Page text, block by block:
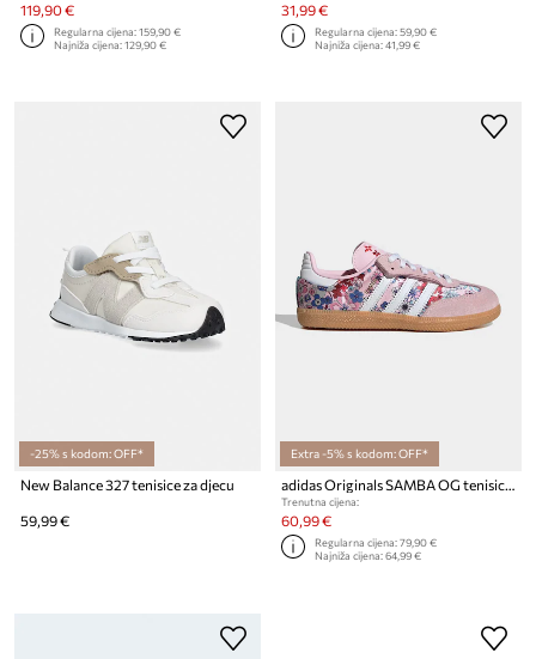
119,90 €
Regularna cijena:159,90 €
Najniža cijena:129,90 €
31,99 €
Regularna cijena:59,90 €
Najniža cijena:41,99 €
-25% s kodom: OFF*
New Balance 327 tenisice za djecu
59,99 €
Extra -5% s kodom: OFF*
adidas Originals SAMBA OG tenisice za djecu
Trenutna cijena:
60,99 €
Regularna cijena:79,90 €
Najniža cijena:64,99 €